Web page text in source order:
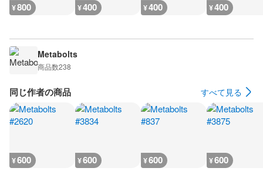
¥800 ¥400 ¥400 ¥400
Metabolts
商品数238
同じ作者の商品 すべて見る
¥600 ¥600 ¥600 ¥600